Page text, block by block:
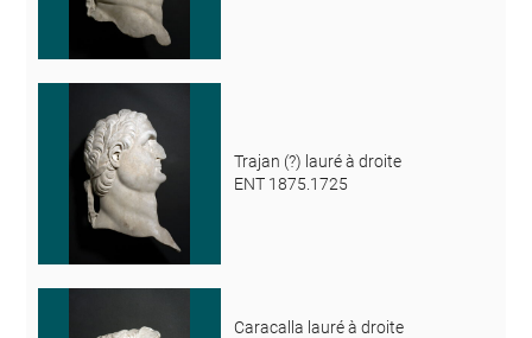
Trajan (?) lauré à droite
ENT 1875.1725
Caracalla lauré à droite